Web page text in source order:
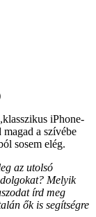
iPhone-
a szívébe
sosem elég.
az utolsó
Melyik
írd meg
ők is segítségre